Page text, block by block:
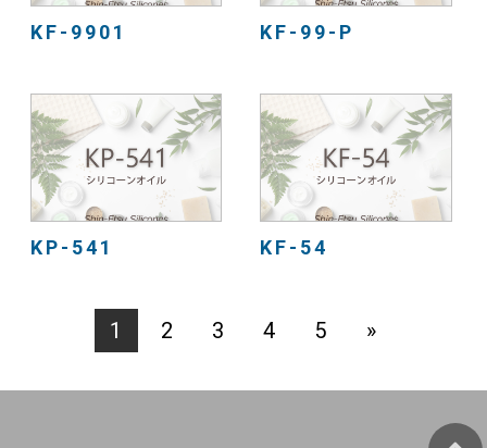
KF-9901 KF-99-P
KP-541 KF-54
1 2 3 4 5 »